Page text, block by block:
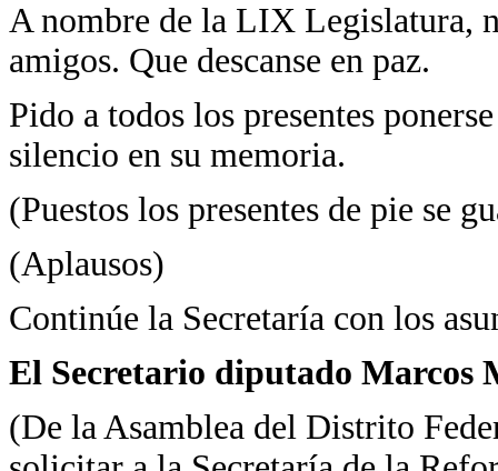
A nombre de la LIX Legislatura,
amigos. Que descanse en paz.
Pido a todos los presentes
silencio en su memoria.
(Puestos los presentes de pie se
(Aplausos)
Continúe la Secretaría con los
El Secretario diputado Marcos
(De la Asamblea del Distrito